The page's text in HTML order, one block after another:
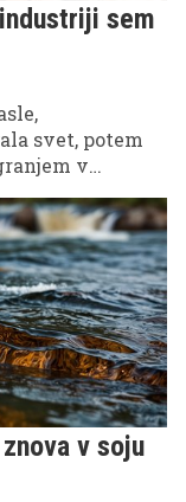
sem
svet, potem
v
je kljub
zaslužila le
v soju